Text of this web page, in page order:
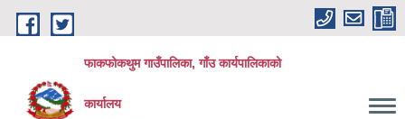
Skip to main content
फाकफोकथुम गाउँपालिका, गाँउ कार्यपालिकाको
कार्यालय